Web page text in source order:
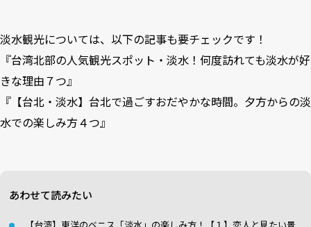
淡水観光については、以下の記事も要チェックです！
『台湾北部の人気観光スポット・淡水！何度訪れても淡水が好
きな理由７つ』
『【台北・淡水】台北で過ごすおだやかな時間。夕方からの淡
水での楽しみ方４つ』
あわせて読みたい